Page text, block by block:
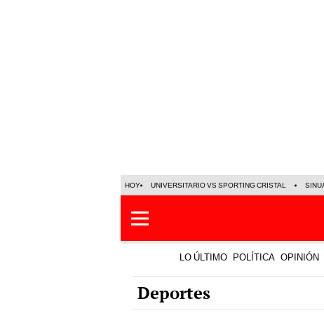
HOY UNIVERSITARIO VS SPORTING CRISTAL
LO ÚLTIMO POLÍTICA OPINIÓN
Deportes